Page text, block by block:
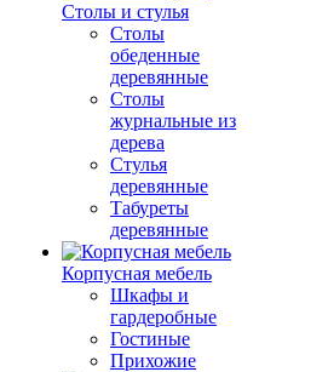
Столы и стулья
Столы
обеденные
деревянные
Столы
журнальные из
дерева
Стулья
деревянные
Табуреты
деревянные
Корпусная мебель
Шкафы и
гардеробные
Гостиные
Прихожие